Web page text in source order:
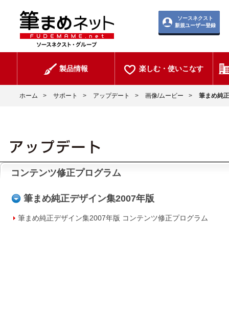
ソースネクスト
新規ユーザー登録
製品情報 楽しむ・使いこなす
ホーム > サポート > アップデート > 画像/ムービー > 筆まめ純
コンテンツ修正プログラム
筆まめ純正デザイン集2007年版
筆まめ純正デザイン集2007年版 コンテンツ修正プログラム